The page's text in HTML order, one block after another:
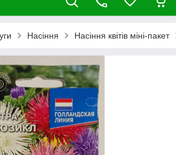
Насіння Насіння квітів міні-пакет